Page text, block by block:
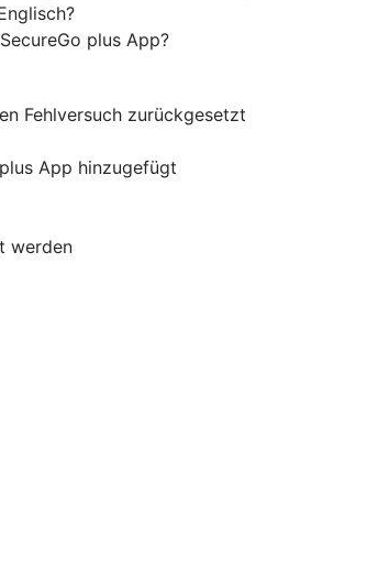
plus App?
Fehlversuch zurückgesetzt
App hinzugefügt
werden